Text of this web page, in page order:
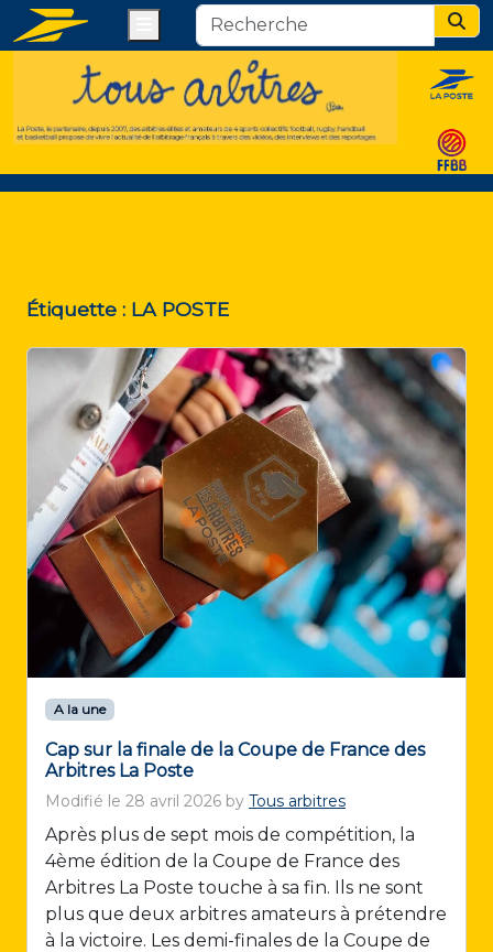
Étiquette : LA POSTE
A la une
Cap sur la finale de la Coupe de France des
Arbitres La Poste
Modifié le 28 avril 2026 by Tous arbitres
Après plus de sept mois de compétition, la
4ème édition de la Coupe de France des
Arbitres La Poste touche à sa fin. Ils ne sont
plus que deux arbitres amateurs à prétendre
à la victoire. Les demi-finales de la Coupe de